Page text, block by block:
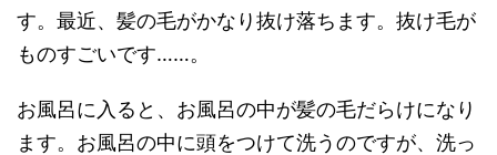
す。最近、髪の毛がかなり抜け落ちます。抜け毛が
ものすごいです……。
お風呂に入ると、お風呂の中が髪の毛だらけになり
ます。お風呂の中に頭をつけて洗うのですが、洗っ